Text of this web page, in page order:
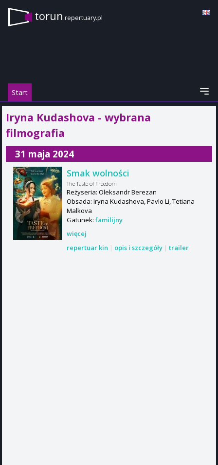
torun.repertuary.pl
Start
Iryna Kudashova - wybrana
filmografia
31 maja 2024
Smak wolności
The Taste of Freedom
Reżyseria: Oleksandr Berezan
Obsada: Iryna Kudashova, Pavlo Li, Tetiana
Malkova
Gatunek: familijny
więcej
repertuar kin | opis i szczegóły | trailer